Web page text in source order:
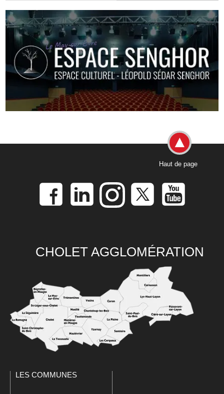
Haut de page
CHOLET AGGLOMÉRATION
LES COMMUNES